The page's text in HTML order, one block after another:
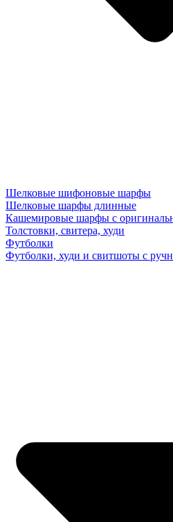
Шелковые шифоновые шарфы
Шелковые шарфы длинные
Кашемировые шарфы с
Толстовки, свитера, худи
Футболки
Футболки, худи и свитшоты с